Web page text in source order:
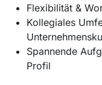
Flexibilität &
Kollegiales
Spannende
Profil